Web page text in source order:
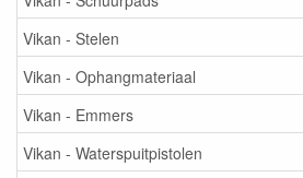
Vikan - Stelen
Vikan - Ophangmateriaal
Vikan - Emmers
Vikan - Waterspuitpistolen